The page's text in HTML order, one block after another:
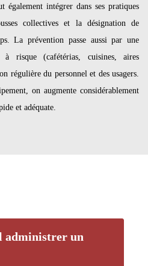
également intégrer dans ses pratiques
collectives et la désignation de
La prévention passe aussi par une
risque (cafétérias, cuisines, aires
régulière du personnel et des usagers.
on augmente considérablement
et adéquate.
administrer un